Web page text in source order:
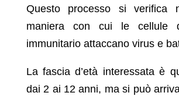
Questo processo si verifica
maniera con cui le cellule
immunitario attaccano virus e
La fascia d’età interessata è
dai 2 ai 12 anni, ma si può